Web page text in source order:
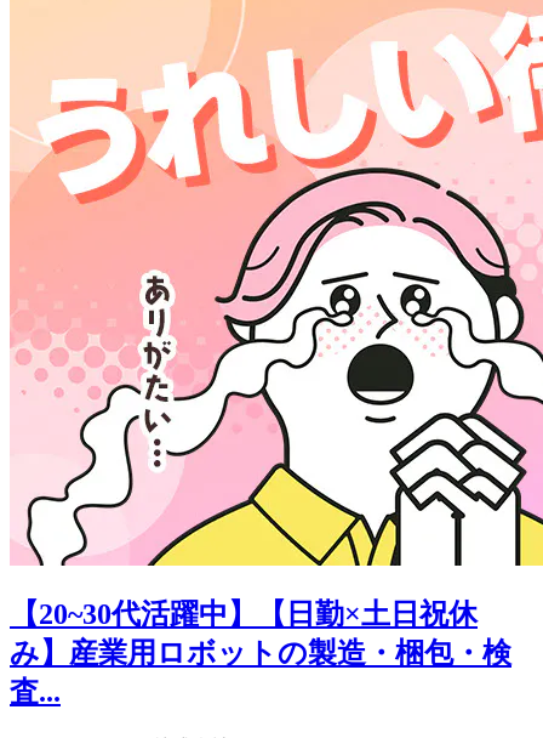
【20~30代活躍中】【日勤×土日祝休
み】産業用ロボットの製造・梱包・検
査...